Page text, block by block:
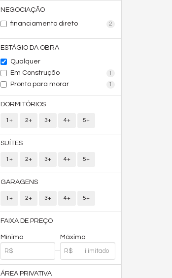
NEGOCIAÇÃO
financiamento direto
2
ESTÁGIO DA OBRA
Qualquer
Em Construção
1
Pronto para morar 1
DORMITÓRIOS
1+ 2+ 3+ 4+ 5+
SUÍTES
1+ 2+ 3+ 4+ 5+
GARAGENS
1+ 2+ 3+ 4+ 5+
FAIXA DE PREÇO
Mínimo Máximo
ÁREA PRIVATIVA